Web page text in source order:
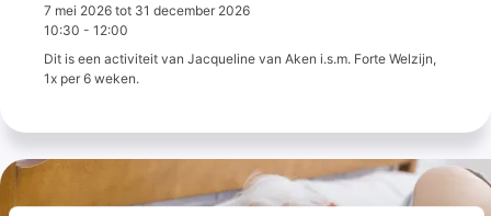
7 mei 2026 tot 31 december 2026
10:30 - 12:00
Dit is een activiteit van Jacqueline van Aken i.s.m. Forte Welzijn,
1x per 6 weken.